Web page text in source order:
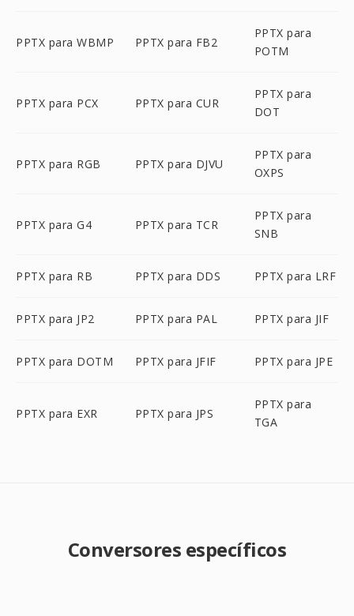
PPTX para WBMP PPTX para FB2
PPTX para
POTM
PPTX para PCX PPTX para CUR
PPTX para
DOT
PPTX para RGB PPTX para DJVU
PPTX para
OXPS
PPTX para G4 PPTX para TCR
PPTX para
SNB
PPTX para RB PPTX para DDS PPTX para LRF
PPTX para JP2 PPTX para PAL PPTX para JIF
PPTX para DOTM PPTX para JFIF PPTX para JPE
PPTX para EXR PPTX para JPS
PPTX para
TGA
Conversores específicos